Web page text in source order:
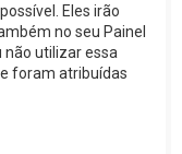
Eles irão
no seu Painel
não utilizar essa
foram atribuídas